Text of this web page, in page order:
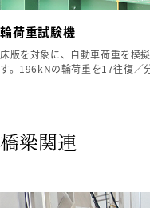
輪荷重試験機
床版を対象に、自動車荷重を模
す。196kNの輪荷重を17往復／
橋梁関連